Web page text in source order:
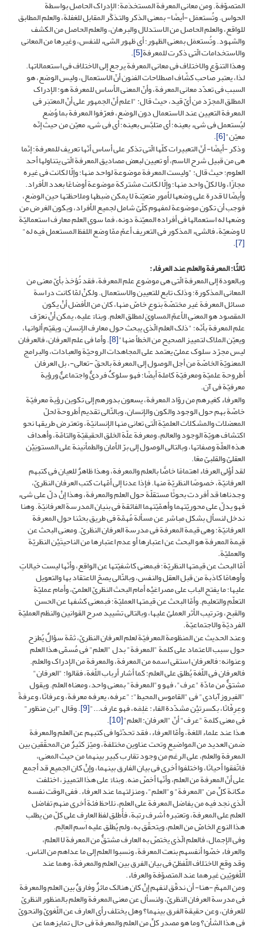
المتصوّفة. ومن معانی المعرفة المستخدَمة؛ الإدراک الحاصل بواسطة
الحواس. وتُستعمَل -أیضًا- بمعنى الذکر والتذکّر المقابل للغفلة، والعلم المطابق
للواقع، والعلم الحاصل من الاستدلال والبرهان، والعلم الحاصل من الکشف
والشهود. وتُستعمَل بمعنى الظهور؛ أی ظهور الشیء للنفس، وغیرها من المعانی
والاستخدامات الّتی ذکرت للمعرفة[5]
.
وهذا التنوّع والاختلاف فی معانی المعرفة یرجع إلى الاختلاف فی استعمالاتها.
لذا، یعتبر صاحب کشّاف اصطلاحات الفنون أنّ الاستعمال، ولیس الوضع، هو
السبب فی تعدّد معانی المعرفة، وأنّ المعنى الأساس للمعرفة هو: الإدراک
المطلق المجرّد من أیّ قید، حیث قال: "اعلم أنّ الجمهور على أنّ المعتبَر فی
المعرفة التعیین عند الاستعمال دون الوضع، فعرّفوا المعرفة بما وُضع
لیُستعمل فی شیء بعینه؛ أی متلبَّس بعینه؛ أی فی شیء معیّن من حیث إنّه
معیّن"[6]
.
وذکر -أیضًا- أنّ التعبیرات کلّها الّتی تذکر على أساس أنّها تعریف للمعرفة؛ إنّما
هی من قبیل شرح الاسم، أو تعیین لبعض مصادیق المعرفة الّتی یتناولها أحد
العلوم؛ حیث قال: "ولیست المعرفة موضوعة لواحد منها؛ وإلّا لکانت فی غیره
مجازًا، ولا لکلّ واحد منها؛ وإلّا لکانت مشترکة موضوعة أوضاعًا بعدد الأفراد.
وأیضًا لا قدرة على وضعها لأمور متعیّنة لا یمکن ضبطها وملاحظتها حین الوضع،
فوجب أن تکون موضوعة لمفهوم کلّیّ شامل لجمیع الأفراد، ویکون الغرض من
وضعها له استعمالها فی أفراده المعیّنة دونه، فما سوى العلم معارف استعمالیّة
لا وضعیّة، فالشیء المذکور فی التعریف أعمّ ممّا وضع اللفظ المستعمل فیه له"
[7]
.
ثالثًا: المعرفة والعلم عند العرفاء:
وبالعودة إلى المعرفة الّتی هی موضوع علم المعرفة، فقد تُؤخذ بأیّ معنى من
المعانی المذکورة؛ وذلک تابع للتعیین والاستعمال. ولکنْ لمّا کانت دراسة
مسائل المعرفة غیر مختصّة بنوع خاصّ منها، کان من الأفضل أنْ یکون
المقصود هو المعنى الأعمّ المساویَ لمطلق العلم. وبناءً علیه، یمکن أنْ نعرّف
علم المعرفة بأنّه؛ "ذلک العلم الّذی یبحث حول معارف الإنسان، ویقیّم ألوانها،
ویعیّن الملاک لتمییز الصحیح من الخطأ منها"[8] . وأما فی علم العرفان، فالعرفان
لیس مجرّد سلوک عملیّ یعتمد على المجاهدات الروحیّة والعبادات، والبرامج
المعنویّة الخاصّة من أجل الوصول إلى المعرفة بالحقّ -تعالى-، بل العرفان
أطروحة علمیّة ومعرفیّة کاملة أیضًا؛ فهو سلوکٌ فردیٌّ واجتماعیٌّ ورؤیة
معرفیّة فی آن.
والعرفاء کغیرهم من روّاد المعرفة، یسعون بدورهم إلى تکوین رؤیة معرفیّة
خاصّة بهم حول الوجود والکون والإنسان، وبالتّالی تقدیم أطروحة لحلّ
المعضلات والمشکلات العلمیّة الّتی تعانی منها الإنسانیّة، وتعترض طریقها نحو
اکتشاف هویّة الوجود والعالم، ومعرفة علّة الخلق الحقیقیّة والتامّة، وأهداف
هذه العلّة وصفاتها، وبالتالی الوصول إلى برّ الأمان والطمأنینة على المستویَیْن
العقلیّ والقلبیّ معًا.
لقد أوْلى العرفاء اهتمامًا خاصًّا بالعلم والمعرفة، وهذا ظاهرٌ للعیان فی کتبهم
العرفانیّة، خصوصًا النظریّة منها. فإذا عدنا إلى أمّهات کتب العرفان النظریّ،
وجدناها قد أفردت بحوثًا مستقلّة حول العلم والمعرفة، وهذا إنْ دلّ على شیء
فهو یدلّ على محوریّتهما وأهمّیّتهما الفائقة فی بنیان المدرسة العرفانیّة. وهنا
ندخل لنسأل بشکل مباشر عن مسألة مُهمّة فی طریق بحثنا حول المعرفة
العرفانیّة؛ وهی قیمة المعرفة فی مدرسة العرفان النظریّ. ومعنى البحث عن
قیمة المعرفة هو البحث عن اعتبارها أو عدم اعتبارها من الناحیتَیْن النظریّة
والعملیّة.
أمّا البحث عن قیمتها النظریّة؛ فبمعنى کاشفیّتها عن الواقع، وأنّها لیست خیالاتٍ
وأوهامًا کاذبة من قبل العقل والنفس، وبالتّالی یصحّ الاعتقاد بها والتعویل
علیها؛ ما یفتح الباب على مصراعَیْه أمام البحث النظریّ العلمیّ، وأمام عملیّة
التعلّم والتعلیم. وأمّا البحث عن قیمتها العملیّة؛ فبمعنى کشفها عن الحسن
والقبح، وترتیب الأثر العملیّ علیها، وبالتالی تشیید صرح القوانین والنظم العملیّة
الفردیّة والاجتماعیّة.
وعند الحدیث عن المنظومة المعرفیّة لعلم العرفان النظریّ، ثمّة سؤالٌ یُطرَح
حول سبب الاعتماد على کلمة "المعرفة" بدل "العلم" فی مُسمّى هذا العلم
وعنوانه؛ فالعرفان استقى اسمه من المعرفة، والمعرفة من الإدراک والعلم.
فالعرفان فی اللّغة یُطلق على العلم؛ کما أشار أرباب اللّغة، فقالوا: "العرفان"
مشتقٌّ من مادّة "عرف"، فهو و"المعرفة" بمعنى واحد، ومعناه العلم. ویقول
"الفیروزآبادی" فی "القاموس المحیط": "عرفه، یعرفه معرفة، وعرفانًا، وعرفةً
وعِرِفّانًا، بکسرتیْن مشدّدة الفاء: عَلِمَه، فهو عارف..."[9] . وقال "ابن منظور"
فی معنى کلمة "عرف" أنّ "العرفان: العلم"[10]
.
هذا عند علماء اللغة، وأمّا العرفاء، فقد تحدّثوا فی کتبهم عن العلم والمعرفة
ضمن العدید من المواضیع وتحت عناوین مختلفة، ومیّز کثیرٌ من المحقّقین بین
المعرفة والعلم، على الرغم من وجود تقارب کبیر بینهما من حیث المعنى،
فاتّفقوا أحیانًا، واختلفوا أخرى فی بیان الفارق بینهما، وإنْ کان الجمیع قد أجمع
على أنّ المعرفة من العلم، وأنّها أخصّ منه. وبناءً على هذا التمییز، اختلفت
مکانة کلٍّ من "المعرفة" و"العلم"، ومنزلتهما عند العرفاء. ففی الوقت نفسه
الّذی نجد فیه من یفاضل المعرفة على العلم، نلاحظ فئة أخرى منهم تفاضل
العلم على المعرفة، وتعتبره أشرف رتبة، فأُطلِق لفظ العارِف على کلّ من یطلب
هذا النوع الخاصّ من العلم، ویتحقّق به، ولم یُطلَق علیه اسم العالِم.
وفی الإجمال، فالعلم الّذی یختصّ به العارف مشتقٌّ من المعرفة لا العلم،
والعرفاء خصّوا أنفسهم بنعت المعرفة، ونسبوا العلم إلى ما عداهم من الناس.
وقد وقع الاختلاف اللّفظیّ فی بیان الفرق بین العلم والمعرفة، وهما عند
اللّغویّین غیرهما عند المتصوّفة والعرفاء.
ومن المهمّ -هنا- أن ندقّق لنفهم إنْ کان هنالک مائزٌ وفارقٌ بین العلم والمعرفة
فی مدرسة العرفان النظریّ، ولنسأل عن معنى المعرفة والعلم بالمنظور النظریّ
للعرفان، وعن حقیقة الفرق بینهما؟ وهل یختلف رأی العارف عن اللّغویّ والنحویّ
فی هذا الشأن؟ وما هو مصدر کلٍّ من العلم والمعرفة فی حال تمایزهما عن